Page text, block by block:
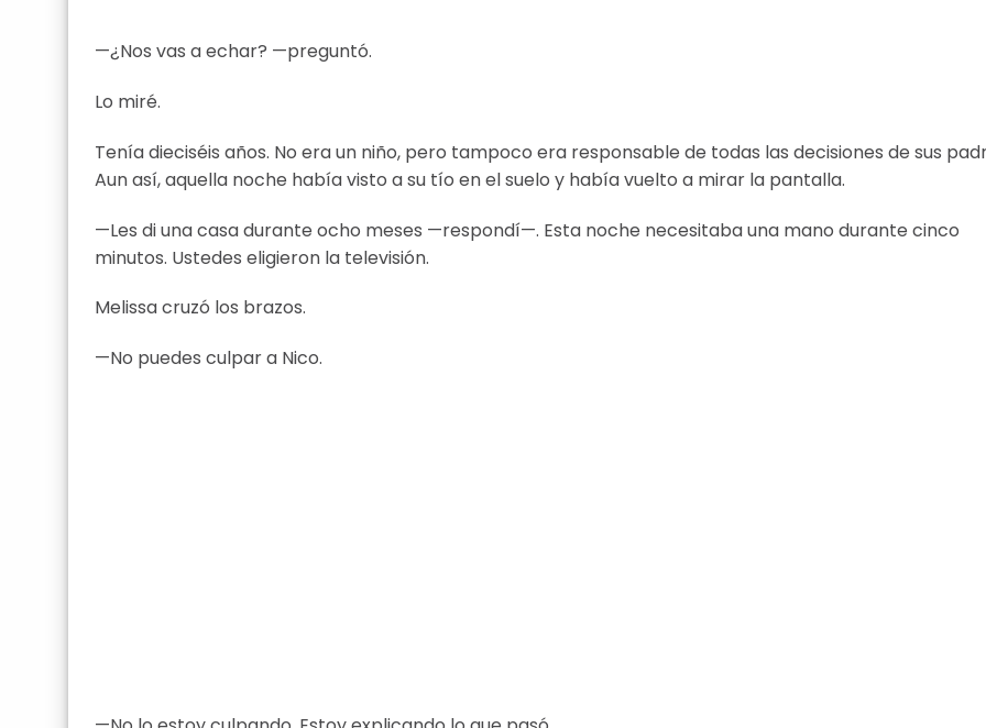
—¿Nos vas a echar? —preguntó.
Lo miré.
Tenía dieciséis años. No era un niño, pero tampoco era responsable de todas las decisiones de sus
Aun así, aquella noche había visto a su tío en el suelo y había vuelto a mirar la pantalla.
—Les di una casa durante ocho meses —respondí—. Esta noche necesitaba una mano durante cinco
minutos. Ustedes eligieron la televisión.
Melissa cruzó los brazos.
—No puedes culpar a Nico.